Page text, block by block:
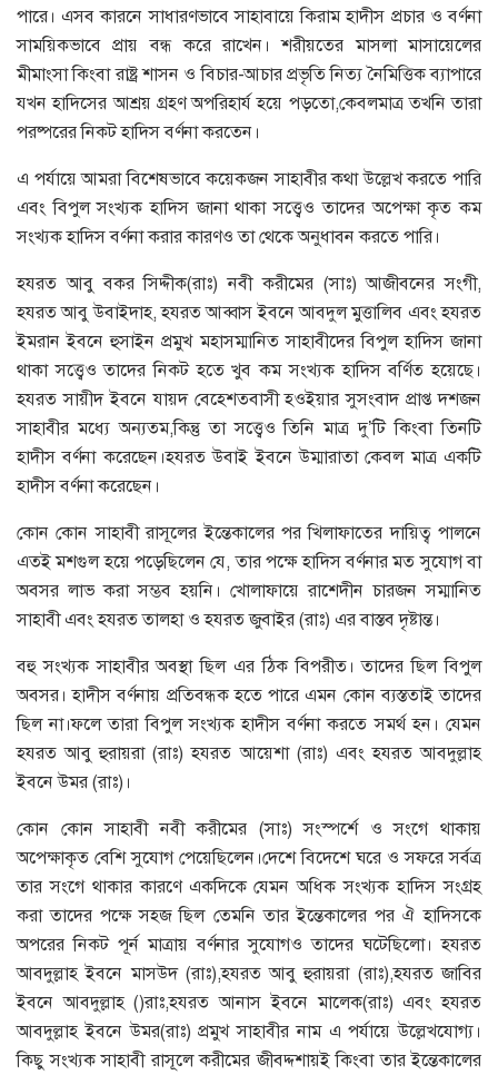
পারে। এসব কারনে সাধারণভাবে সাহাবায়ে কিরাম হাদীস প্রচার ও বর্ণনা
সাময়িকভাবে প্রায় বন্ধ করে রাখেন। শরীয়তের মাসলা মাসায়েলের
মীমাংসা কিংবা রাষ্ট্র শাসন ও বিচার-আচার প্রভৃতি নিত্য নৈমিত্তিক ব্যাপারে
যখন হাদিসের আশ্রয় গ্রহণ অপরিহার্য হয়ে পড়তো,কেবলমাত্র তখনি তারা
পরষ্পরের নিকট হাদিস বর্ণনা করতেন।
এ পর্যায়ে আমরা বিশেষভাবে কয়েকজন সাহাবীর কথা উল্লেখ করতে পারি
এবং বিপুল সংখ্যক হাদিস জানা থাকা সত্ত্বেও তাদের অপেক্ষা কৃত কম
সংখ্যক হাদিস বর্ণনা করার কারণও তা থেকে অনুধাবন করতে পারি।
হযরত আবু বকর সিদ্দীক(রাঃ) নবী করীমের (সাঃ) আজীবনের সংগী,
হযরত আবু উবাইদাহ, হযরত আব্বাস ইবনে আবদুল মুত্তালিব এবং হযরত
ইমরান ইবনে হুসাইন প্রমুখ মহাসম্মানিত সাহাবীদের বিপুল হাদিস জানা
থাকা সত্ত্বেও তাদের নিকট হতে খুব কম সংখ্যক হাদিস বর্ণিত হয়েছে।
হযরত সায়ীদ ইবনে যায়দ বেহেশতবাসী হওইয়ার সুসংবাদ প্রাপ্ত দশজন
সাহাবীর মধ্যে অন্যতম,কিন্তু তা সত্ত্বেও তিনি মাত্র দু’টি কিংবা তিনটি
হাদীস বর্ণনা করেছেন।হযরত উবাই ইবনে উম্মারাতা কেবল মাত্র একটি
হাদীস বর্ণনা করেছেন।
কোন কোন সাহাবী রাসূলের ইন্তেকালের পর খিলাফাতের দায়িত্ব পালনে
এতই মশগুল হয়ে পড়েছিলেন যে, তার পক্ষে হাদিস বর্ণনার মত সুযোগ বা
অবসর লাভ করা সম্ভব হয়নি। খোলাফায়ে রাশেদীন চারজন সম্মানিত
সাহাবী এবং হযরত তালহা ও হযরত জুবাইর (রাঃ) এর বাস্তব দৃষ্টান্ত।
বহু সংখ্যক সাহাবীর অবস্থা ছিল এর ঠিক বিপরীত। তাদের ছিল বিপুল
অবসর। হাদীস বর্ণনায় প্রতিবন্ধক হতে পারে এমন কোন ব্যস্ততাই তাদের
ছিল না।ফলে তারা বিপুল সংখ্যক হাদীস বর্ণনা করতে সমর্থ হন। যেমন
হযরত আবু হুরায়রা (রাঃ) হযরত আয়েশা (রাঃ) এবং হযরত আবদুল্লাহ
ইবনে উমর (রাঃ)।
কোন কোন সাহাবী নবী করীমের (সাঃ) সংস্পর্শে ও সংগে থাকায়
অপেক্ষাকৃত বেশি সুযোগ পেয়েছিলেন।দেশে বিদেশে ঘরে ও সফরে সর্বত্র
তার সংগে থাকার কারণে একদিকে যেমন অধিক সংখ্যক হাদিস সংগ্রহ
করা তাদের পক্ষে সহজ ছিল তেমনি তার ইন্তেকালের পর ঐ হাদিসকে
অপরের নিকট পূর্ন মাত্রায় বর্ণনার সুযোগও তাদের ঘটেছিলো। হযরত
আবদুল্লাহ ইবনে মাসউদ (রাঃ),হযরত আবু হুরায়রা (রাঃ),হযরত জাবির
ইবনে আবদুল্লাহ ()রাঃ,হযরত আনাস ইবনে মালেক(রাঃ) এবং হযরত
আবদুল্লাহ ইবনে উমর(রাঃ) প্রমুখ সাহাবীর নাম এ পর্যায়ে উল্লেখযোগ্য।
কিছু সংখ্যক সাহাবী রাসূলে করীমের জীবদ্দশায়ই কিংবা তার ইন্তেকালের